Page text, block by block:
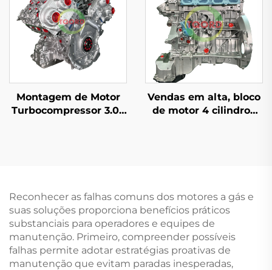
de Fábrica
Montagem de Motor
Turbocompressor 3.0T
Vendas em alta, bloco
de motor 4 cilindros
Reconhecer as falhas comuns dos motores a gás e
suas soluções proporciona benefícios práticos
substanciais para operadores e equipes de
manutenção. Primeiro, compreender possíveis
falhas permite adotar estratégias proativas de
manutenção que evitam paradas inesperadas,